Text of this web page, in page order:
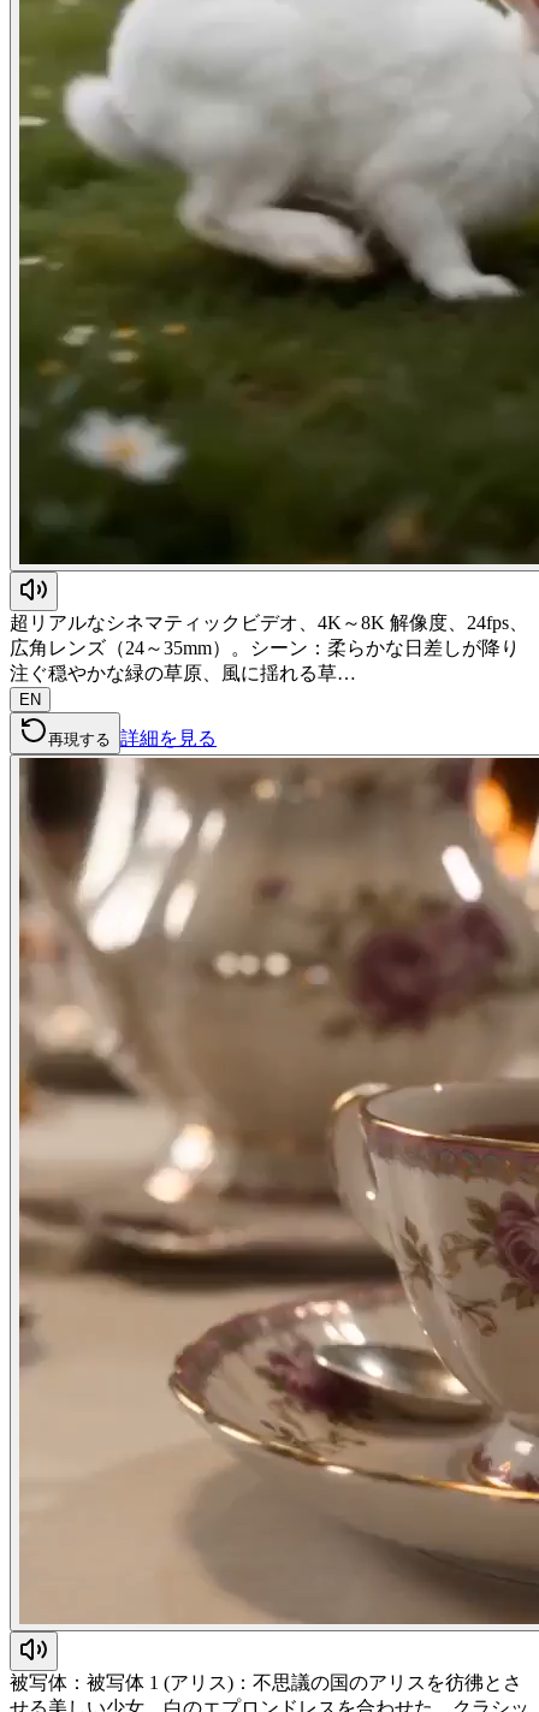
超リアルなシネマティックビデオ、4K～8K 解像度、24fps、
広角レンズ（24～35mm）。シーン：柔らかな日差しが降り
注ぐ穏やかな緑の草原、風に揺れる草…
EN
再現する 詳細を見る
被写体：被写体 1 (アリス)：不思議の国のアリスを彷彿とさ
せる美しい少女。白のエプロンドレスを合わせた、クラシッ